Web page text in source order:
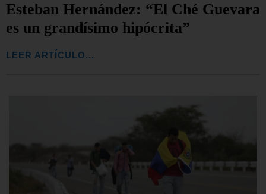
Esteban Hernández: “El Ché Guevara
es un grandísimo hipócrita”
LEER ARTÍCULO...